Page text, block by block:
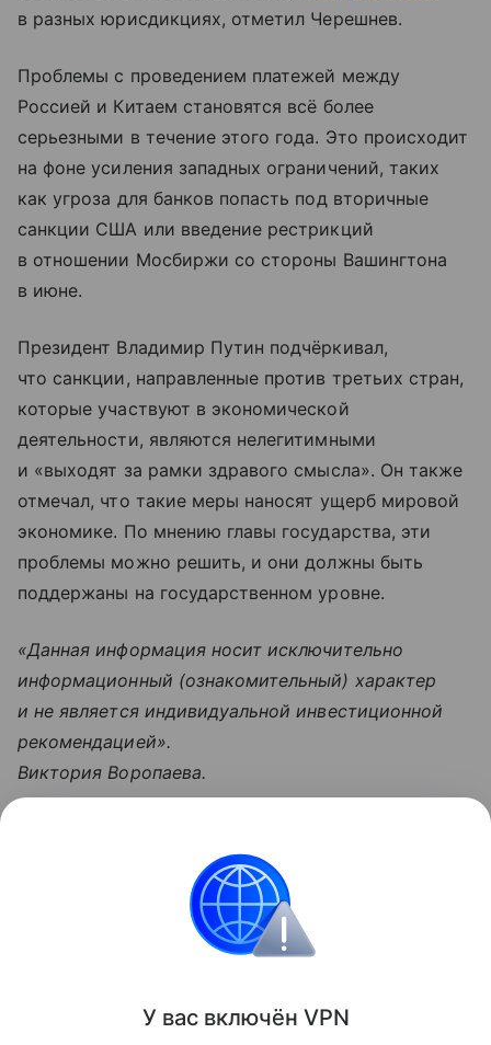
в разных юрисдикциях, отметил Черешнев.
Проблемы с проведением платежей между
Россией и Китаем становятся всё более
серьезными в течение этого года. Это происходит
на фоне усиления западных ограничений, таких
как угроза для банков попасть под вторичные
санкции США или введение рестрикций
в отношении Мосбиржи со стороны Вашингтона
в июне.
Президент Владимир Путин подчёркивал,
что санкции, направленные против третьих стран,
которые участвуют в экономической
деятельности, являются нелегитимными
и «выходят за рамки здравого смысла». Он также
отмечал, что такие меры наносят ущерб мировой
экономике. По мнению главы государства, эти
проблемы можно решить, и они должны быть
поддержаны на государственном уровне.
«Данная информация носит исключительно
информационный (ознакомительный) характер
и не является индивидуальной инвестиционной
рекомендацией».
Виктория Воропаева.
Контрагент: 4 способа проверить
В статье рассмотрим, кто такие контрагенты, а
также назовем аспекты их деятельности, которые
следует учитывать.
У вас включён VPN